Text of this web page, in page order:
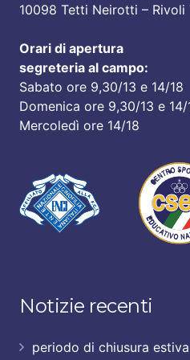
10098 Tetti Neirotti – Rivoli
Orari di apertura
segreteria al campo:
Sabato ore 9,30/13 e 14/18
Domenica ore 9,30/13 e 14/
Mercoledì ore 14/18
Notizie recenti
periodo di chiusura estiva